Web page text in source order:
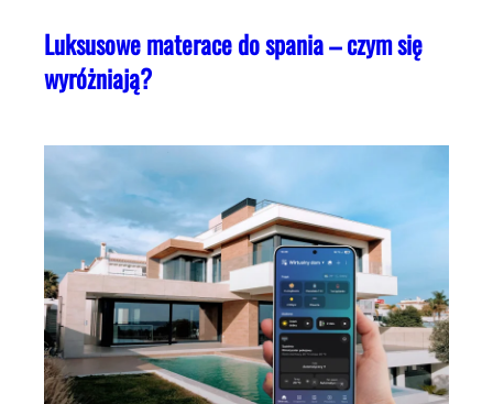
Luksusowe materace do spania – czym się
wyróżniają?